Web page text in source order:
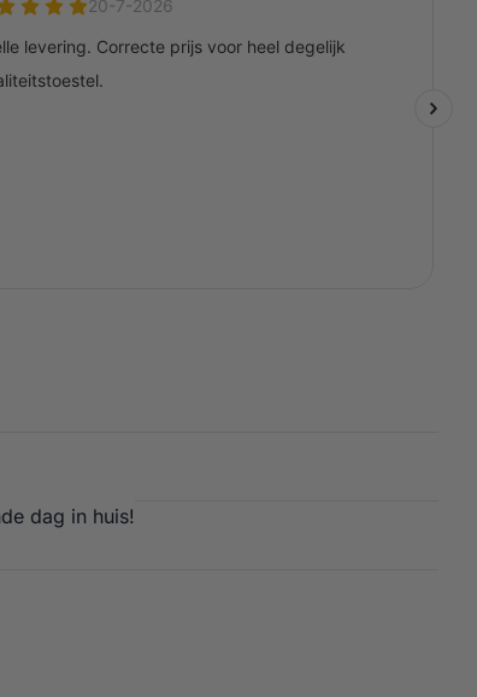
dag in huis!
– BIG JOE